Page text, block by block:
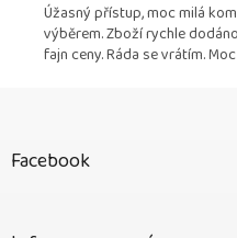
Úžasný přístup, moc milá
výběrem. Zboží rychle
fajn ceny. Ráda se vrátím.
Facebook